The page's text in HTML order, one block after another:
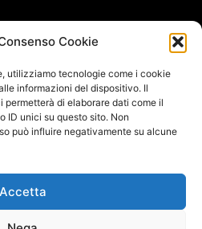
Cookie
utilizziamo tecnologie come i cookie
informazioni del dispositivo. Il
di elaborare dati come il
ID unici su questo sito. Non
può influire negativamente su alcune
Accetta